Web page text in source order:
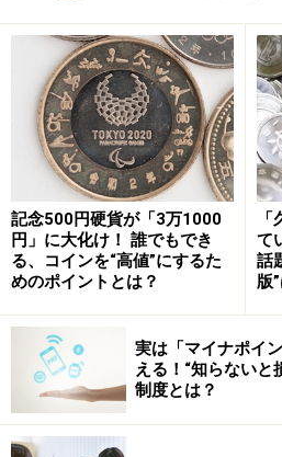
その代わり、下請け企業は上
い、製造技術を無償で教えて
上がった部品はすべて買い上げ
すなわち、独自で研究、開発
ただ言われた通りに部品を作れ
1990年頃までは、大企業が系
え、部品の共同開発を行うこと
高まるという関係があった。し
める。
親企業の工場が海外進出する
しても必要な系列傘下の中小企
に連れて行った。その際、中小
記念500円硬貨が「3万1000
円」に大化け！ 誰でもでき
る、コインを“高値”にするた
めのポイントとは？
て
話
版
実は「マイナポイ
える！“知らないと
制度とは？